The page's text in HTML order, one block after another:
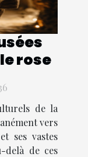
rose
de la
vers
ses vastes
delà de ces